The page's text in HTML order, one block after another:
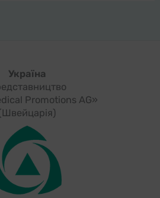
Україна
Promotions AG»